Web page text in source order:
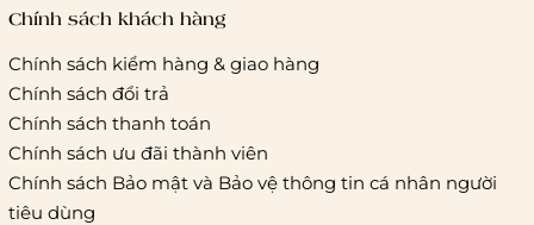
tác vận chuyển khác
Thời gian giao hàng
Hồ Chí Minh:
Hà Nội và các tỉnh thành khá
Chính sách khách hàng
Chính sách kiểm hàng & giao hàng
Chính sách đổi trả
Chính sách thanh toán
Chính sách ưu đãi thành viên
Chính sách Bảo mật và Bảo vệ thông tin cá nhân người
tiêu dùng